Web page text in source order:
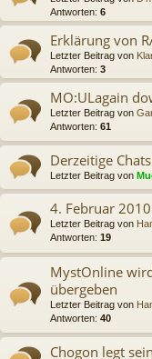
Antworten: 6
Erklärung von
Letzter Beitrag von
Antworten: 3
MO:ULagain
Letzter Beitrag von
Antworten: 61
Derzeitige
Letzter Beitrag von
4. Februar
Letzter Beitrag von
Antworten: 19
MystOnline
übergeben
Letzter Beitrag von
Antworten: 40
Chogon legt